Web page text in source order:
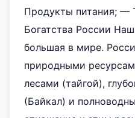
Продукты питания; —
Богатства России
большая в мире.
природными
лесами (тайгой),
(Байкал) и